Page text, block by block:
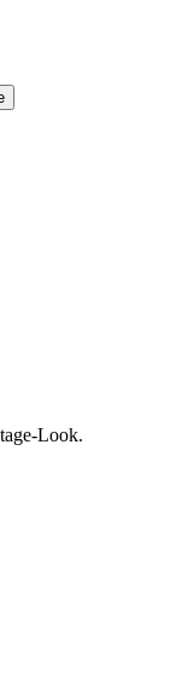
Look.